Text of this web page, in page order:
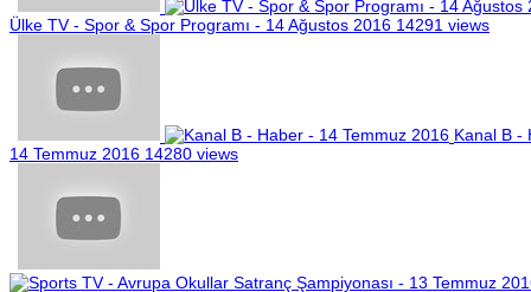
Ülke TV - Spor & Spor Programı - 14 Ağustos 2016 14291 views
Kanal B -
14 Temmuz 2016 14280 views